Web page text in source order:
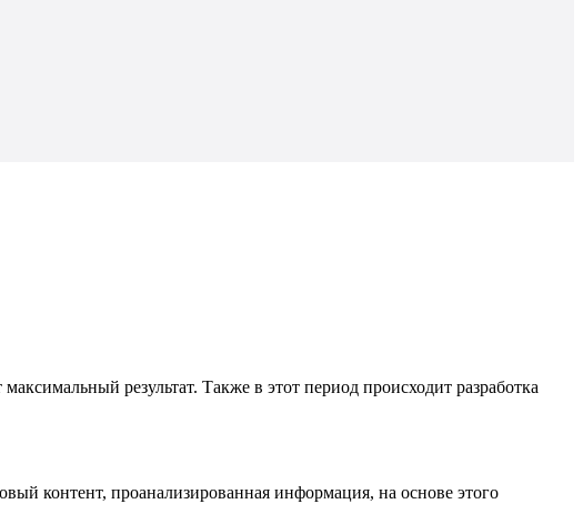
результат. Также в этот период происходит разработка
контент, проанализированная информация, на основе этого